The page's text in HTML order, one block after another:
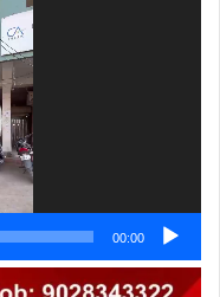
00:00